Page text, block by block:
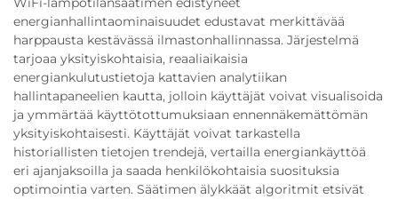
energianhallintaominaisuudet edustavat merkittävää
harppausta kestävässä ilmastonhallinnassa. Järjestelmä
tarjoaa yksityiskohtaisia, reaaliaikaisia
energiankulutustietoja kattavien analytiikan
hallintapaneelien kautta, jolloin käyttäjät voivat visualisoida
ja ymmärtää käyttötottumuksiaan ennennäkemättömän
yksityiskohtaisesti. Käyttäjät voivat tarkastella
historiallisten tietojen trendejä, vertailla energiankäyttöä
eri ajanjaksoilla ja saada henkilökohtaisia suosituksia
optimointia varten. Säätimen älykkäät algoritmit etsivät